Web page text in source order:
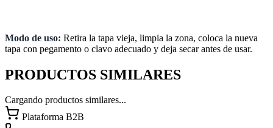
Modo de uso: Retira la tapa vieja, limpia la zona, coloca la nueva
tapa con pegamento o clavo adecuado y deja secar antes de usar.
PRODUCTOS SIMILARES
Cargando productos similares...
Plataforma B2B